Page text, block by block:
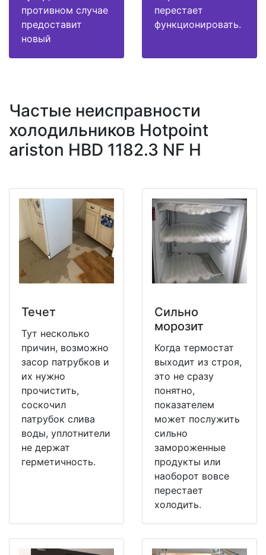
противном случае
предоставит
новый
перестает
функционировать.
Частые неисправности
холодильников Hotpoint
ariston HBD 1182.3 NF H
Течет
Тут несколько
причин, возможно
засор патрубков и
их нужно
прочистить,
соскочил
патрубок слива
воды, уплотнители
не держат
герметичность.
Сильно
морозит
Когда термостат
выходит из строя,
это не сразу
понятно,
показателем
может послужить
сильно
замороженные
продукты или
наоборот вовсе
перестает
холодить.